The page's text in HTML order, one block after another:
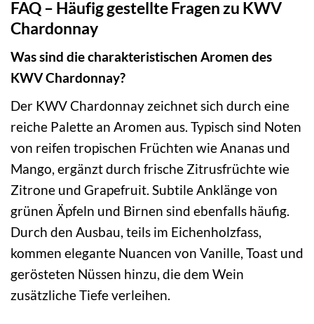
FAQ – Häufig gestellte Fragen zu KWV
Chardonnay
Was sind die charakteristischen Aromen des
KWV Chardonnay?
Der KWV Chardonnay zeichnet sich durch eine
reiche Palette an Aromen aus. Typisch sind Noten
von reifen tropischen Früchten wie Ananas und
Mango, ergänzt durch frische Zitrusfrüchte wie
Zitrone und Grapefruit. Subtile Anklänge von
grünen Äpfeln und Birnen sind ebenfalls häufig.
Durch den Ausbau, teils im Eichenholzfass,
kommen elegante Nuancen von Vanille, Toast und
gerösteten Nüssen hinzu, die dem Wein
zusätzliche Tiefe verleihen.